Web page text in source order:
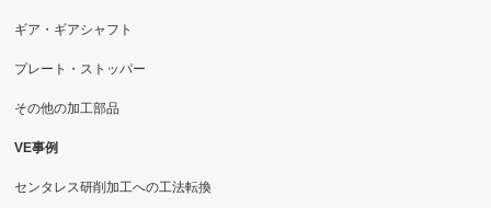
ギア・ギアシャフト
プレート・ストッパー
その他の加工部品
VE事例
センタレス研削加工への工法転換